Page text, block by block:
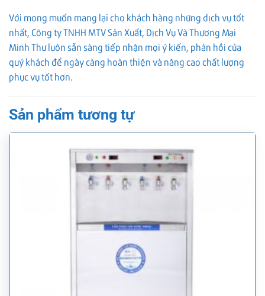
Với mong muốn mang lại cho khách hàng những dịch vụ tốt
nhất, Công ty TNHH MTV Sản Xuất, Dịch Vụ Và Thương Mại
Minh Thư luôn sẵn sàng tiếp nhận mọi ý kiến, phản hồi của
quý khách để ngày càng hoàn thiện và nâng cao chất lượng
phục vụ tốt hơn.
Sản phẩm tương tự